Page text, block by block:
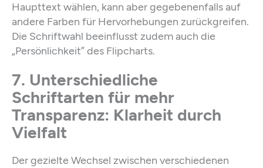
Haupttext wählen, kann aber gegebenenfalls auf
andere Farben für Hervorhebungen zurückgreifen.
Die Schriftwahl beeinflusst zudem auch die
„Persönlichkeit” des Flipcharts.
7. Unterschiedliche
Schriftarten für mehr
Transparenz: Klarheit durch
Vielfalt
Der gezielte Wechsel zwischen verschiedenen